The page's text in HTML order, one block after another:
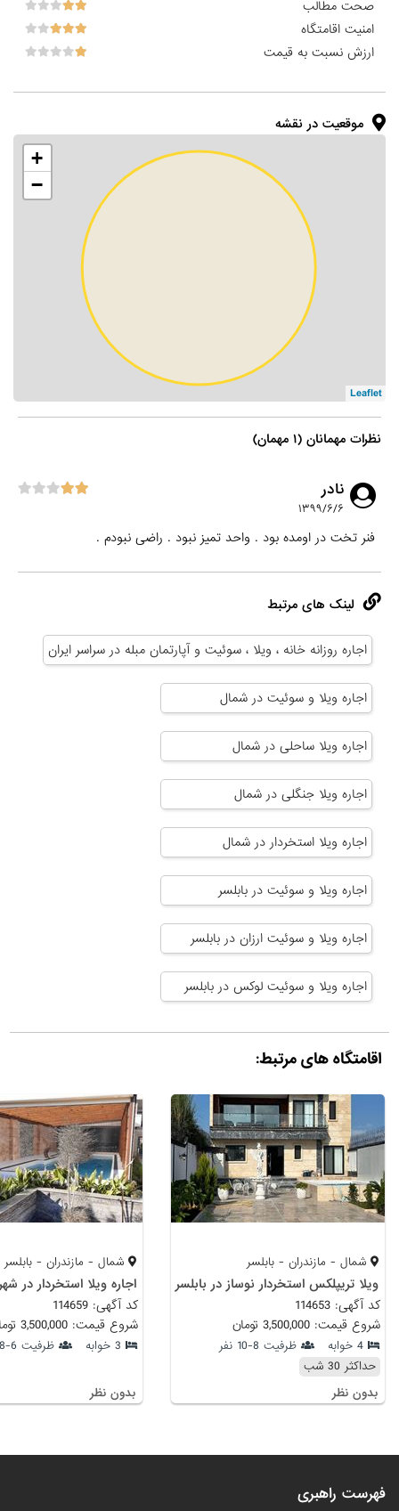
صحت مطالب
امنیت اقامتگاه
ارزش نسبت به قیمت
موقعیت در نقشه
+
−
Leaflet
نظرات مهمانان (۱ مهمان)
نادر
۱۳۹۹/۶/۶
فنر تخت در اومده بود . واحد تمیز نبود . راضی نبودم .
لینک های مرتبط
اجاره روزانه خانه ، ویلا ، سوئیت و آپارتمان مبله در سراسر ایران
اجاره ویلا و سوئیت در شمال
اجاره ویلا ساحلی در شمال
اجاره ویلا جنگلی در شمال
اجاره ویلا استخردار در شمال
اجاره ویلا و سوئیت در بابلسر
اجاره ویلا و سوئیت ارزان در بابلسر
اجاره ویلا و سوئیت لوکس در بابلسر
اقامتگاه های مرتبط:
شمال - مازندران - بابلسر
ویلا تریپلکس استخردار نوساز در بابلسر
کد آگهی: 114653
شروع قیمت: 3,500,000 تومان
4 خوابه
ظرفیت 8-10 نفر
حداکثر 30 شب
بدون نظر
شمال - مازندران - بابلسر
اجاره ویلا استخردار در
کد آگهی: 114659
شروع قیمت: 3,500,000 تومان
3 خوابه ظرفیت 6-8 نفر
بدون نظر
فهرست راهبری